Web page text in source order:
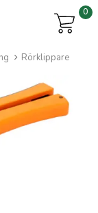
0
Rörklippare